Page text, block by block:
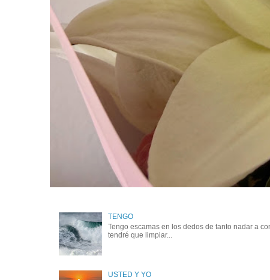
TENGO
Tengo escamas en los dedos de tanto nadar a
tendré que limpiar...
USTED Y YO